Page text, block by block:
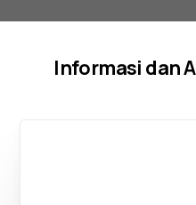
Informasi dan